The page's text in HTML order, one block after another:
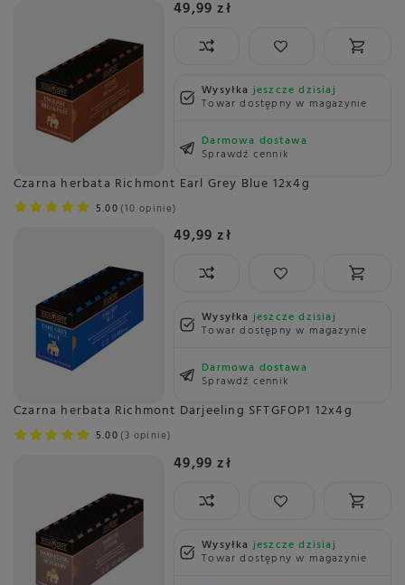
49,99 zł
Wysyłkajeszcze dzisiaj
Towar dostępny w magazynie
Darmowa dostawa
Sprawdź cennik
Czarna herbata Richmont Earl Grey Blue 12x4g
5.00 10 opinie
49,99 zł
Wysyłkajeszcze dzisiaj
Towar dostępny w magazynie
Darmowa dostawa
Sprawdź cennik
Czarna herbata Richmont Darjeeling SFTGFOP1 12x4g
5.00 3 opinie
49,99 zł
Wysyłkajeszcze dzisiaj
Towar dostępny w magazynie